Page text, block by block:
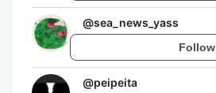
@sea_news_yass
Follow
@peipeita